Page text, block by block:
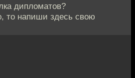
дипломатов?
то напиши здесь свою